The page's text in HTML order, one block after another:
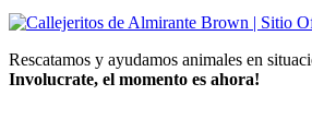
Rescatamos y ayudamos animales en
Involucrate, el momento es ahora!